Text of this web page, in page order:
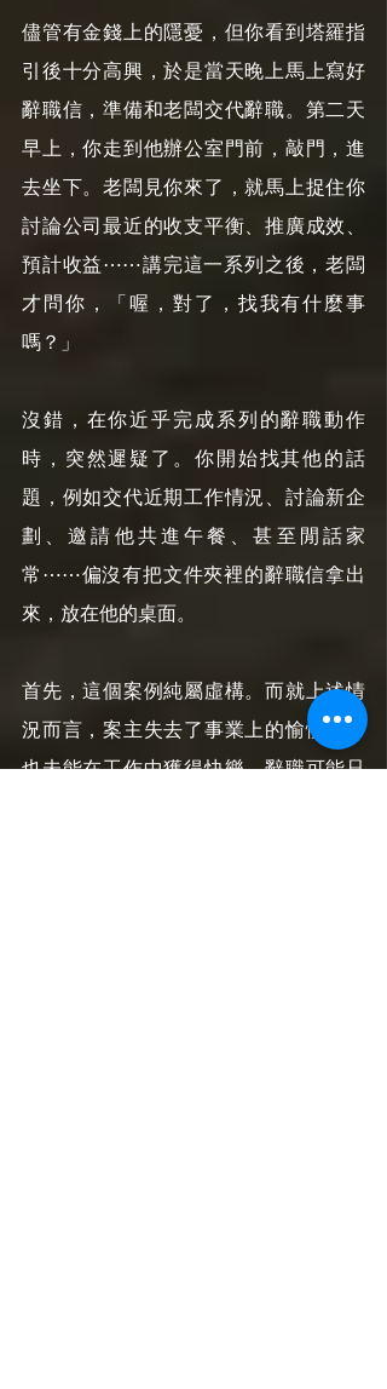
儘管有金錢上的隱憂，但你看到塔羅指
引後十分高興，於是當天晚上馬上寫好
辭職信，準備和老闆交代辭職。第二天
早上，你走到他辦公室門前，敲門，進
去坐下。老闆見你來了，就馬上捉住你
討論公司最近的收支平衡、推廣成效、
預計收益⋯⋯講完這一系列之後，老闆
才問你，「喔，對了，找我有什麼事
嗎？」
沒錯，在你近乎完成系列的辭職動作
時，突然遲疑了。你開始找其他的話
題，例如交代近期工作情況、討論新企
劃、邀請他共進午餐、甚至閒話家
常⋯⋯偏沒有把文件夾裡的辭職信拿出
來，放在他的桌面。
首先，這個案例純屬虛構。而就上述情
況而言，案主失去了事業上的愉悅感、
也未能在工作中獲得快樂，辭職可能只